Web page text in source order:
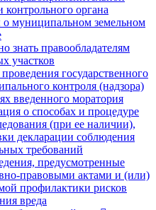
контрольного органа
муниципальном земельном
знать правообладателям
участков
государственного
контроля (надзора)
введенного моратория
о способах и процедуре
(при ее наличии),
декларации соблюдения
требований
предусмотренные
правовыми актами и (или)
профилактики рисков
вреда